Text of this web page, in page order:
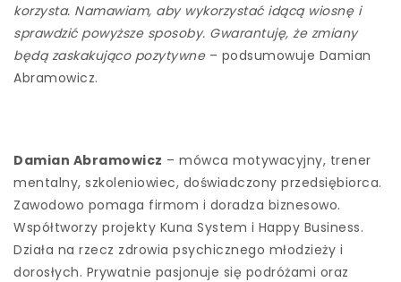
korzysta. Namawiam, aby wykorzystać idącą wiosnę i
sprawdzić powyższe sposoby. Gwarantuję, że zmiany
będą zaskakująco pozytywne– podsumowuje Damian
Abramowicz.
Damian Abramowicz – mówca motywacyjny, trener
mentalny, szkoleniowiec, doświadczony przedsiębiorca.
Zawodowo pomaga firmom i doradza biznesowo.
Współtworzy projekty Kuna System i Happy Business.
Działa na rzecz zdrowia psychicznego młodzieży i
dorosłych. Prywatnie pasjonuje się podróżami oraz